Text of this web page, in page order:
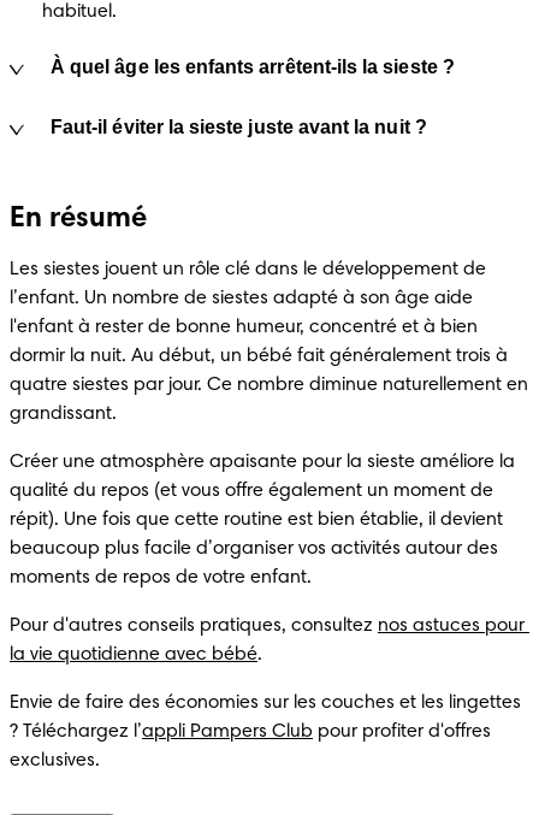
habituel.
À quel âge les enfants arrêtent-ils la sieste ?
Faut-il éviter la sieste juste avant la nuit ?
En résumé
Les siestes jouent un rôle clé dans le développement de
l’enfant. Un nombre de siestes adapté à son âge aide
l'enfant à rester de bonne humeur, concentré et à bien
dormir la nuit. Au début, un bébé fait généralement trois à
quatre siestes par jour. Ce nombre diminue naturellement en
grandissant.
Créer une atmosphère apaisante pour la sieste améliore la
qualité du repos (et vous offre également un moment de
répit). Une fois que cette routine est bien établie, il devient
beaucoup plus facile d’organiser vos activités autour des
moments de repos de votre enfant.
Pour d'autres conseils pratiques, consultez nos astuces pour
la vie quotidienne avec bébé.
Envie de faire des économies sur les couches et les lingettes
? Téléchargez l’appli Pampers Club pour profiter d'offres